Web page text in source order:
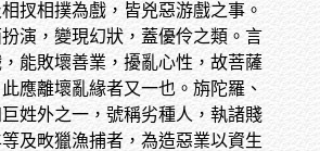
扠相撲為戲，皆兇惡游戲之事。
演，變現幻狀，蓋優伶之類。言
能敗壞善業，擾亂心性，故菩薩
應離壞亂緣者又一也。旃陀羅、
姓外之一，號稱劣種人，執諸賤
及畋獵漁捕者，為造惡業以資生